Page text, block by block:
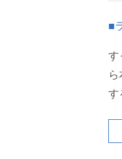
■
す
す